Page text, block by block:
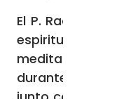
El P. Radcliffe
espirituales”
meditaciones
durante la